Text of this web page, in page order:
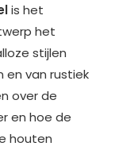
is het
het
stijlen
en van rustiek
over de
en hoe de
houten